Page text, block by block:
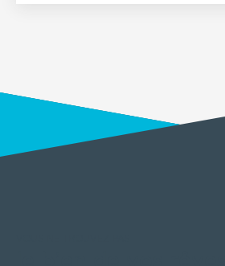
Effectuez la visite virtuelle pour
Renseignements et visites :
37. 85. 03